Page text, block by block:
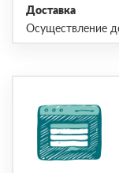
Доставка
Осуществление